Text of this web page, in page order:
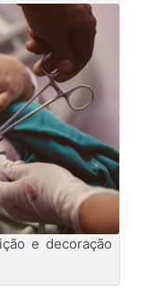
e decoração